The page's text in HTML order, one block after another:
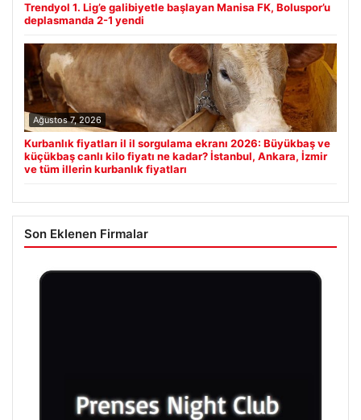
Trendyol 1. Lig’e galibiyetle başlayan Manisa FK, Boluspor’u
deplasmanda 2-1 yendi
Ağustos 7, 2026
Kurbanlık fiyatları il il sorgulama ekranı 2026: Büyükbaş ve
küçükbaş canlı kilo fiyatı ne kadar? İstanbul, Ankara, İzmir
ve tüm illerin kurbanlık fiyatları
Son Eklenen Firmalar